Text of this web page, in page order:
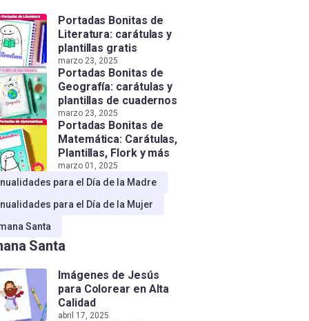
Portadas Bonitas de
Literatura: carátulas y
plantillas gratis
marzo 23, 2025
Portadas Bonitas de
Geografía: carátulas y
plantillas de cuadernos
marzo 23, 2025
Portadas Bonitas de
Matemática: Carátulas,
Plantillas, Flork y más
marzo 01, 2025
para el Día de la Madre
para el Día de la Mujer
Santa
Santa
Imágenes de Jesús
para Colorear en Alta
Calidad
abril 17, 2025